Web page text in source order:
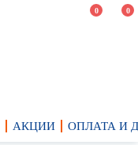
0 0
АКЦИИ ОПЛАТА И